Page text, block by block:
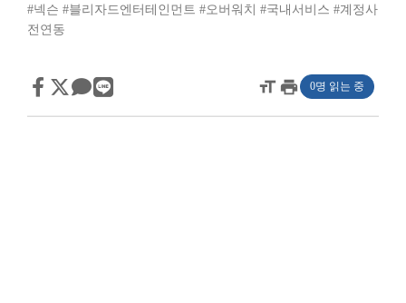
#넥슨 #블리자드엔터테인먼트 #오버워치 #국내서비스 #계정사
전연동
format_sizeprint 0명 읽는 중